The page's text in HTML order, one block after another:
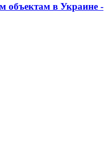
объектам в Украине -